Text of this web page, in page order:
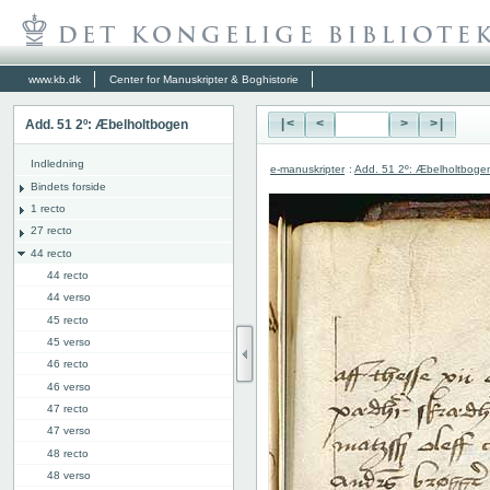
www.kb.dk Center for Manuskripter & Boghistorie
Add. 51 2º: Æbelholtbogen
Indledning
Bindets forside
1 recto
27 recto
44 recto
44 recto
44 verso
45 recto
45 verso
46 recto
46 verso
47 recto
47 verso
48 recto
48 verso
|< < > >|
e-manuskripter : Add. 51 2º: